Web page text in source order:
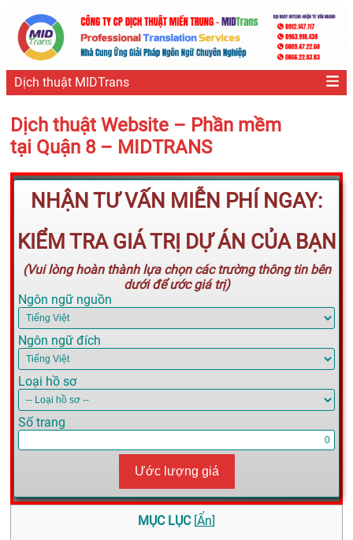
Dịch thuật MIDTrans
Dịch thuật Website – Phần mềm
tại Quận 8 – MIDTRANS
NHẬN TƯ VẤN MIỄN PHÍ NGAY:
KIỂM TRA GIÁ TRỊ DỰ ÁN CỦA BẠN
(Vui lòng hoàn thành lựa chọn các trường thông tin bên
dưới để ước giá trị)
Ngôn ngữ nguồn
Ngôn ngữ đích
Loại hồ sơ
Số trang
Ước lượng giá
MỤC LỤC [Ẩn]